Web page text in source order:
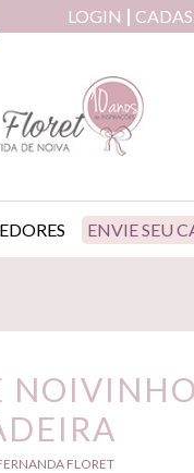
LOGIN
ENVIE SEU
FLORET